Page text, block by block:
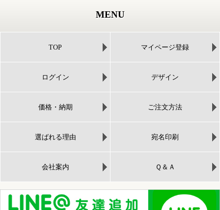
MENU
TOP マイページ登録
ログイン デザイン
価格・納期 ご注文方法
選ばれる理由 宛名印刷
会社案内 Ｑ＆Ａ